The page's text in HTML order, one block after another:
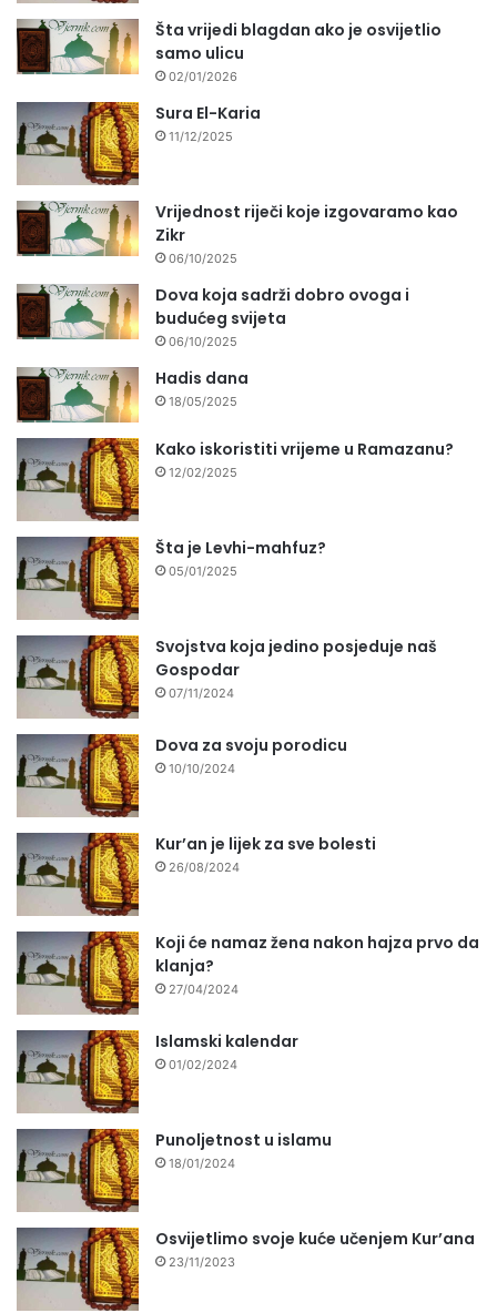
Šta vrijedi blagdan ako je osvijetlio
samo ulicu
02/01/2026
Sura El-Karia
11/12/2025
Vrijednost riječi koje izgovaramo kao
Zikr
06/10/2025
Dova koja sadrži dobro ovoga i
budućeg svijeta
06/10/2025
Hadis dana
18/05/2025
Kako iskoristiti vrijeme u Ramazanu?
12/02/2025
Šta je Levhi-mahfuz?
05/01/2025
Svojstva koja jedino posjeduje naš
Gospodar
07/11/2024
Dova za svoju porodicu
10/10/2024
Kur’an je lijek za sve bolesti
26/08/2024
Koji će namaz žena nakon hajza prvo da
klanja?
27/04/2024
Islamski kalendar
01/02/2024
Punoljetnost u islamu
18/01/2024
Osvijetlimo svoje kuće učenjem Kur’ana
23/11/2023